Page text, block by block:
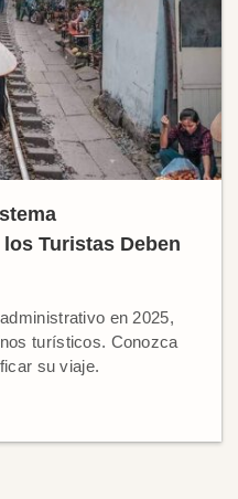
Turistas Deben
en 2025,
turísticos. Conozca
su viaje.